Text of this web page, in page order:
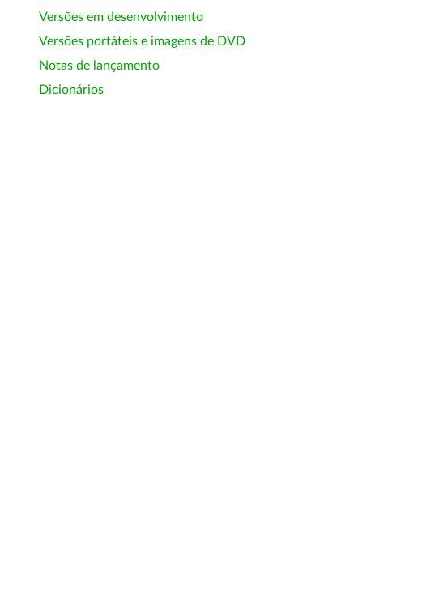
Versões em desenvolvimento
Versões portáteis e imagens de DVD
Notas de lançamento
Dicionários